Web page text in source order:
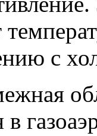
с
в